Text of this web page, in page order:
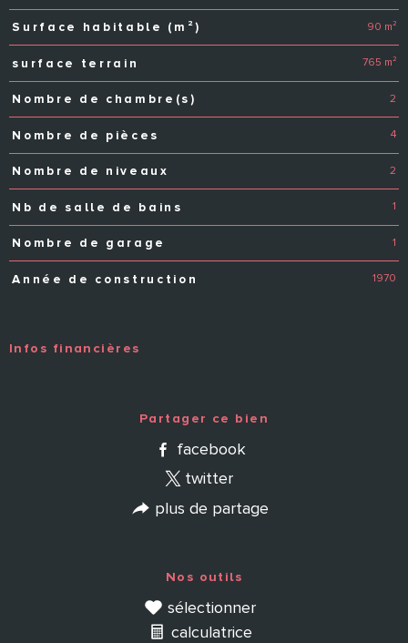
Surface habitable (m²) 90 m²
surface terrain 765 m²
Nombre de chambre(s) 2
Nombre de pièces 4
Nombre de niveaux 2
Nb de salle de bains 1
Nombre de garage 1
Année de construction 1970
Infos financières
Partager ce bien
facebook
twitter
plus de partage
Nos outils
sélectionner
calculatrice